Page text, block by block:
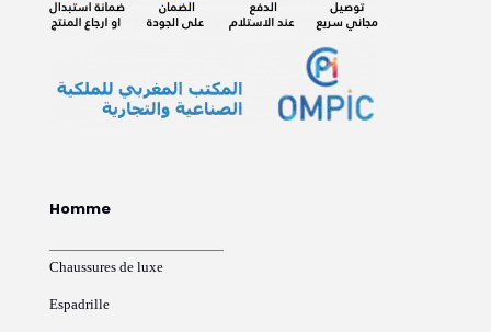
Homme
Chaussures de luxe
Espadrille